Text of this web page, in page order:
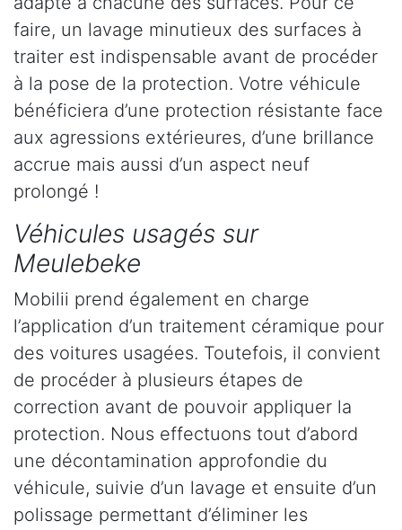
faire, un lavage minutieux des surfaces à
traiter est indispensable avant de procéder
à la pose de la protection. Votre véhicule
bénéficiera d’une protection résistante face
aux agressions extérieures, d’une brillance
accrue mais aussi d’un aspect neuf
prolongé !
Véhicules usagés sur
Meulebeke
Mobilii prend également en charge
l’application d’un traitement céramique pour
des voitures usagées. Toutefois, il convient
de procéder à plusieurs étapes de
correction avant de pouvoir appliquer la
protection. Nous effectuons tout d’abord
une décontamination approfondie du
véhicule, suivie d’un lavage et ensuite d’un
polissage permettant d’éliminer les